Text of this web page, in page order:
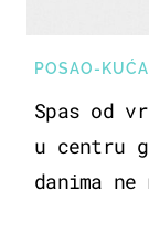
POSAO-KUĆA
Spas od
u centru
danima